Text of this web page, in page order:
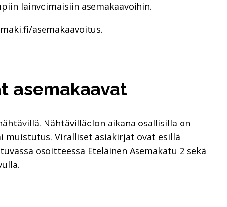
lainvoimaisiin asemakaavoihin.
asemakaavoitus.
asemakaavat
Nähtävilläolon aikana osallisilla on
muistutus. Viralliset asiakirjat ovat esillä
osoitteessa Eteläinen Asemakatu 2 sekä